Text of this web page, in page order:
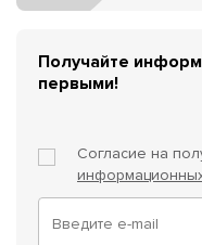
Получайте
первыми!
Согласие на